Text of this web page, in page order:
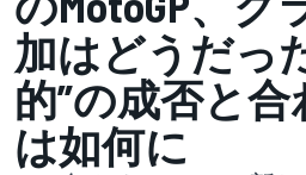
加はどうだっ
的”の成否と
は如何に